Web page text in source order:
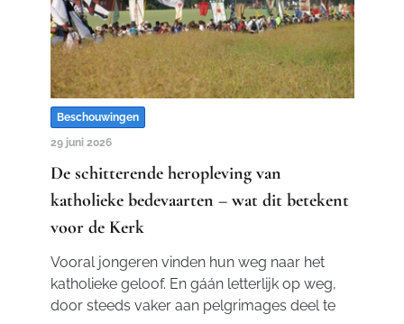
Beschouwingen
29 juni 2026
De schitterende heropleving van
katholieke bedevaarten – wat dit betekent
voor de Kerk
Vooral jongeren vinden hun weg naar het
katholieke geloof. En gáán letterlijk op weg,
door steeds vaker aan pelgrimages deel te